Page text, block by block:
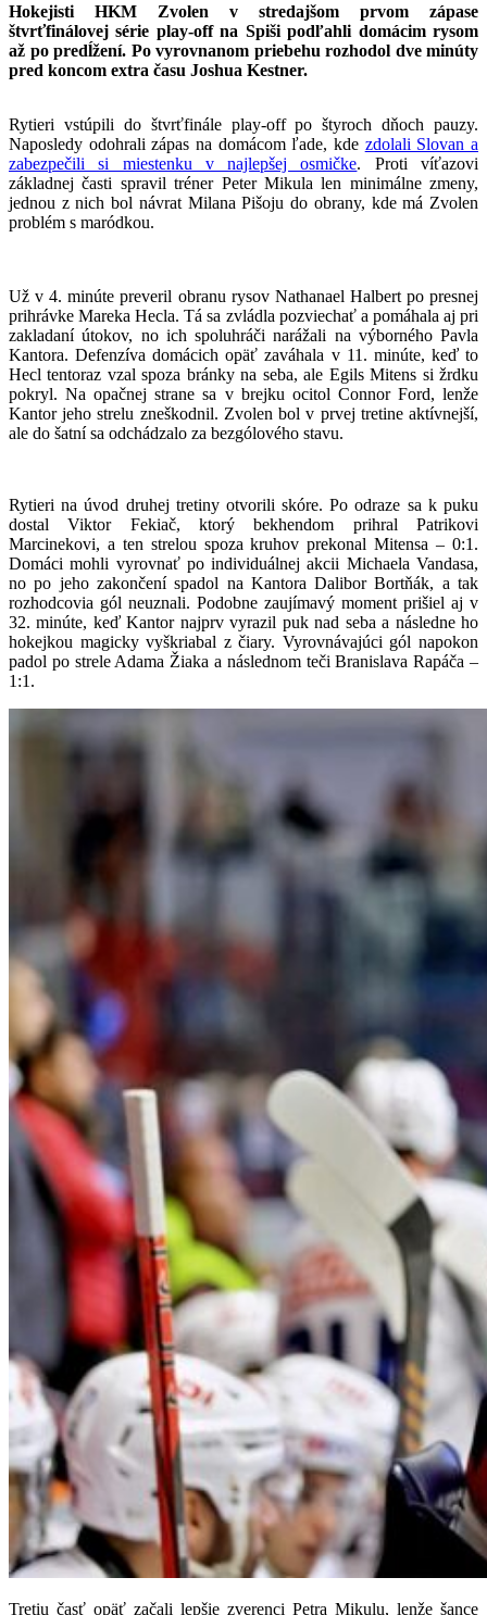
Hokejisti HKM Zvolen v stredajšom prvom zápase
štvrťfinálovej série play-off na Spiši podľahli domácim rysom
až po predĺžení. Po vyrovnanom priebehu rozhodol dve minúty
pred koncom extra času Joshua Kestner.
Rytieri vstúpili do štvrťfinále play-off po štyroch dňoch pauzy.
Naposledy odohrali zápas na domácom ľade, kde zdolali Slovan a
zabezpečili si miestenku v najlepšej osmičke. Proti víťazovi
základnej časti spravil tréner Peter Mikula len minimálne zmeny,
jednou z nich bol návrat Milana Pišoju do obrany, kde má Zvolen
problém s maródkou.
Už v 4. minúte preveril obranu rysov Nathanael Halbert po presnej
prihrávke Mareka Hecla. Tá sa zvládla pozviechať a pomáhala aj pri
zakladaní útokov, no ich spoluhráči narážali na výborného Pavla
Kantora. Defenzíva domácich opäť zaváhala v 11. minúte, keď to
Hecl tentoraz vzal spoza bránky na seba, ale Egils Mitens si žrdku
pokryl. Na opačnej strane sa v brejku ocitol Connor Ford, lenže
Kantor jeho strelu zneškodnil. Zvolen bol v prvej tretine aktívnejší,
ale do šatní sa odchádzalo za bezgólového stavu.
Rytieri na úvod druhej tretiny otvorili skóre. Po odraze sa k puku
dostal Viktor Fekiač, ktorý bekhendom prihral Patrikovi
Marcinekovi, a ten strelou spoza kruhov prekonal Mitensa – 0:1.
Domáci mohli vyrovnať po individuálnej akcii Michaela Vandasa,
no po jeho zakončení spadol na Kantora Dalibor Bortňák, a tak
rozhodcovia gól neuznali. Podobne zaujímavý moment prišiel aj v
32. minúte, keď Kantor najprv vyrazil puk nad seba a následne ho
hokejkou magicky vyškriabal z čiary. Vyrovnávajúci gól napokon
padol po strele Adama Žiaka a následnom teči Branislava Rapáča –
1:1.
Tretiu časť opäť začali lepšie zverenci Petra Mikulu, lenže šance